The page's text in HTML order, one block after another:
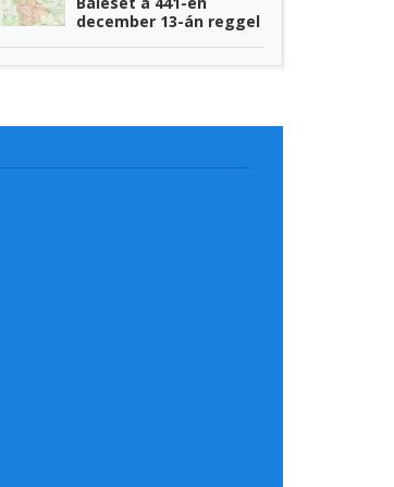
december 13-án reggel